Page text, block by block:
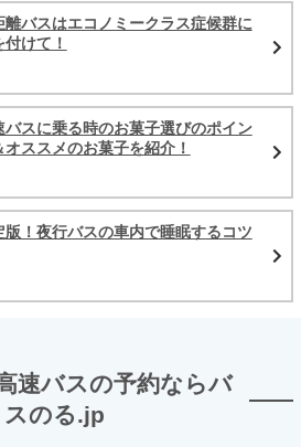
離バスはエコノミークラス症候群に
付けて！
バスに乗る時のお菓子選びのポイン
オススメのお菓子を紹介！
版！夜行バスの車内で睡眠するコツ
速バスの予約ならバ
スのる.jp